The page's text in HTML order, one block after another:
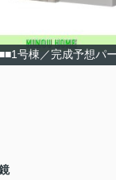
号棟／完成予想パ